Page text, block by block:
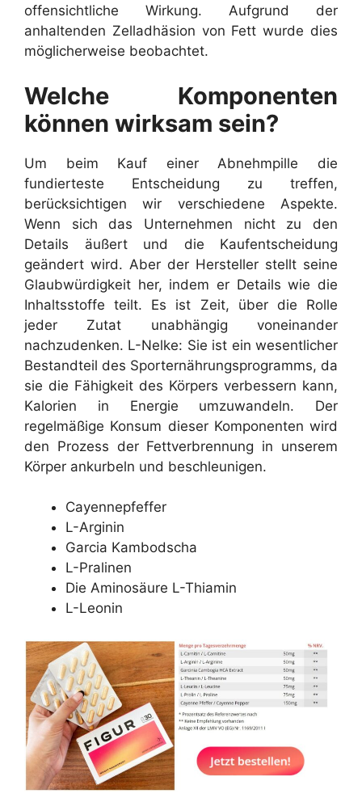
offensichtliche Wirkung. Aufgrund der
anhaltenden Zelladhäsion von Fett wurde dies
möglicherweise beobachtet.
Welche Komponenten
können wirksam sein?
Um beim Kauf einer Abnehmpille die
fundierteste Entscheidung zu treffen,
berücksichtigen wir verschiedene Aspekte.
Wenn sich das Unternehmen nicht zu den
Details äußert und die Kaufentscheidung
geändert wird. Aber der Hersteller stellt seine
Glaubwürdigkeit her, indem er Details wie die
Inhaltsstoffe teilt. Es ist Zeit, über die Rolle
jeder Zutat unabhängig voneinander
nachzudenken. L-Nelke: Sie ist ein wesentlicher
Bestandteil des Sporternährungsprogramms, da
sie die Fähigkeit des Körpers verbessern kann,
Kalorien in Energie umzuwandeln. Der
regelmäßige Konsum dieser Komponenten wird
den Prozess der Fettverbrennung in unserem
Körper ankurbeln und beschleunigen.
Cayennepfeffer
L-Arginin
Garcia Kambodscha
L-Pralinen
Die Aminosäure L-Thiamin
L-Leonin